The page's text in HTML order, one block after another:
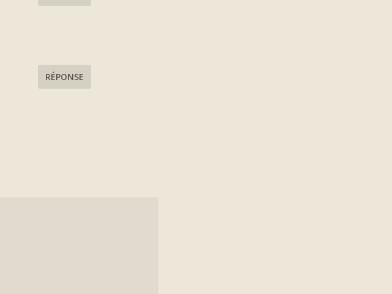
RÉPONSE